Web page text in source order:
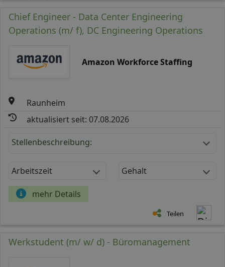
Chief Engineer - Data Center Engineering
Operations (m/ f), DC Engineering Operations
Amazon Workforce Staffing
Raunheim
aktualisiert seit: 07.08.2026
Stellenbeschreibung:
Arbeitszeit Gehalt
mehr Details
Teilen
Werkstudent (m/ w/ d) - Büromanagement